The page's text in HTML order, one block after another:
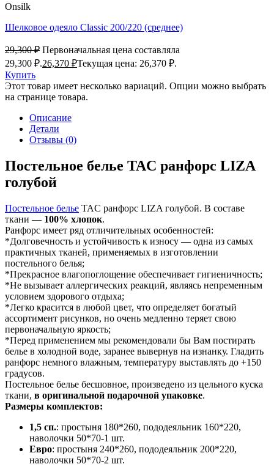
Onsilk
Шелковое одеяло Classic 200/220 (среднее)
29,300₽ Первоначальная цена составляла
29,300 ₽.26,370 ₽Текущая цена: 26,370 ₽.
Купить
Этот товар имеет несколько вариаций. Опции можно выбрать
на странице товара.
Описание
Детали
Отзывы (0)
Постельное белье TAC ранфорс LIZA
голубой
Постельное белье TAC ранфорс LIZA голубой. В составе
ткани — 100% хлопок.
Ранфорс имеет ряд отличительных особенностей:
*Долговечность и устойчивость к износу — одна из самых
практичных тканей, применяемых в изготовлении
постельного белья;
*Прекрасное влагопоглощение обеспечивает гигиеничность;
*Не вызывает аллергических реакций, являясь непременным
условием здорового отдыха;
*Легко красится в любой цвет, что определяет богатый
ассортимент рисунков, но очень медленно теряет свою
первоначальную яркость;
*Перед применением мы рекомендовали бы Вам постирать
белье в холодной воде, заранее вывернув на изнанку. Гладить
ранфорс немного влажным, температуру выставлять до +150
градусов.
Постельное белье бесшовное, произведено из цельного куска
ткани, в оригинальной подарочной упаковке.
Размеры комплектов:
1,5 сп.: простыня 180*260, пододеяльник 160*220,
наволочки 50*70-1 шт.
Евро: простыня 240*260, пододеяльник 200*220,
наволочки 50*70-2 шт.